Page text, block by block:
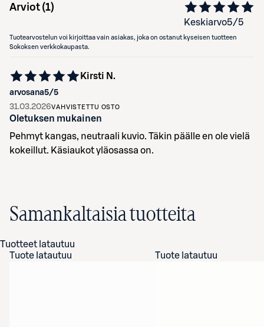
Arviot (1)
Keskiarvo5/5
Tuotearvostelun voi kirjoittaa vain asiakas, joka on ostanut kyseisen tuotteen
Sokoksen verkkokaupasta.
arvosana5/5
Kirsti N.
31.03.2026VAHVISTETTU OSTO
Oletuksen mukainen
Pehmyt kangas, neutraali kuvio. Täkin päälle en ole vielä
kokeillut. Käsiaukot yläosassa on.
Samankaltaisia tuotteita
Tuotteet latautuu
Tuote latautuu
Tuote latautuu